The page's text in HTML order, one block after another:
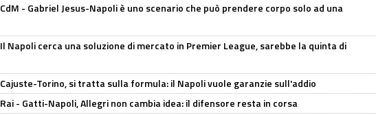
CdM - Gabriel Jesus-Napoli è uno scenario che può prendere corpo solo ad una
Il Napoli cerca una soluzione di mercato in Premier League, sarebbe la quinta di
Cajuste-Torino, si tratta sulla formula: il Napoli vuole garanzie sull'addio
Rai - Gatti-Napoli, Allegri non cambia idea: il difensore resta in corsa